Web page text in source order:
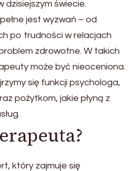
dzisiejszym świecie.
jest wyzwań – od
po trudności w relacjach
zdrowotne. W takich
może być nieoceniona.
się funkcji psychologa,
pożytkom, jakie płyną z
który zajmuje się